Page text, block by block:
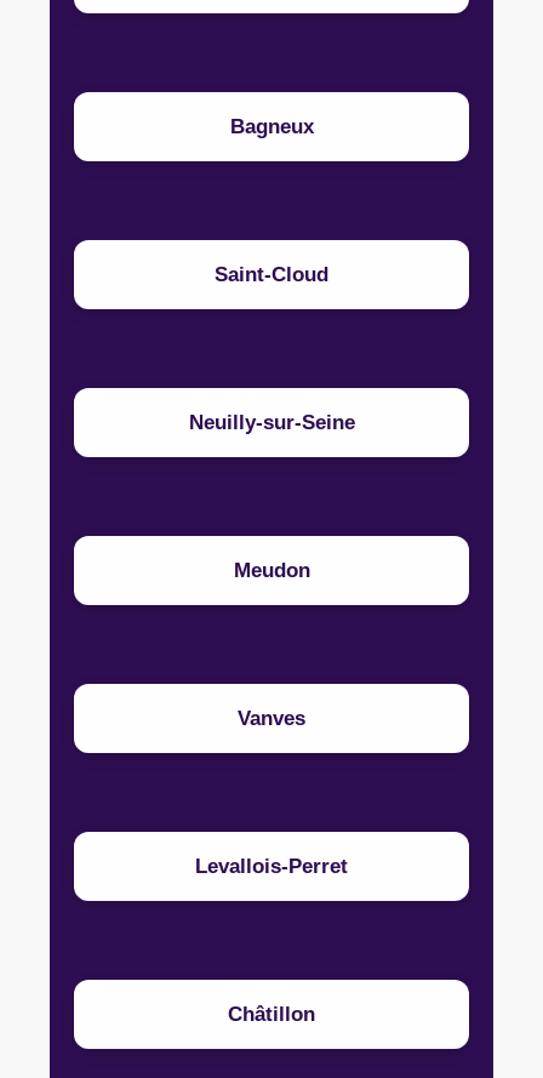
Bagneux
Saint-Cloud
Neuilly-sur-Seine
Meudon
Vanves
Levallois-Perret
Châtillon